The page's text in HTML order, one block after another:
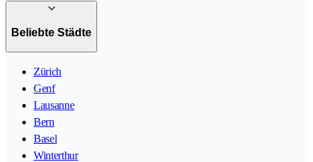
Beliebte Städte
Zürich
Genf
Lausanne
Bern
Basel
Winterthur